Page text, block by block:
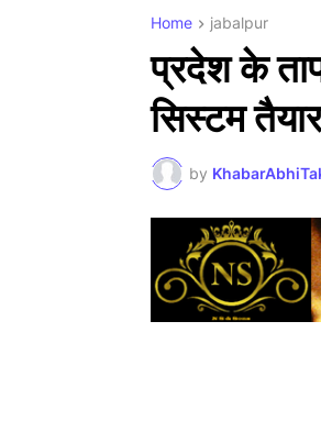
Home jabalpur
प्रदेश के
सिस्टम तैयार
by